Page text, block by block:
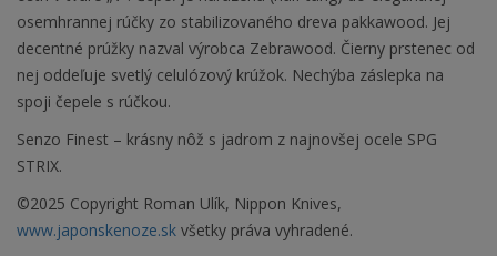
osemhrannej rúčky zo stabilizovaného dreva pakkawood. Jej
decentné prúžky nazval výrobca Zebrawood. Čierny prstenec od
nej oddeľuje svetlý celulózový krúžok. Nechýba záslepka na
spoji čepele s rúčkou.
Senzo Finest – krásny nôž s jadrom z najnovšej ocele SPG
STRIX.
©2025 Copyright Roman Ulík, Nippon Knives,
www.japonskenoze.sk všetky práva vyhradené.